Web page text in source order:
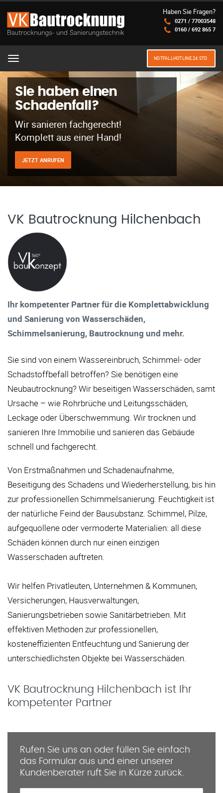
Haben Sie Fragen?
0271 / 77003548
0160 / 692 865 7
Menu NOTFALLHOTLINE 24 STD.
Sie haben einen
Schadenfall?
Wir sanieren fachgerecht!
Komplett aus einer Hand!
JETZT ANRUFEN
VK Bautrocknung Hilchenbach
Ihr kompetenter Partner für die Komplettabwicklung
und Sanierung von Wasserschäden,
Schimmelsanierung, Bautrocknung und mehr.
Sie sind von einem Wassereinbruch, Schimmel- oder
Schadstoffbefall betroffen? Sie benötigen eine
Neubautrocknung? Wir beseitigen Wasserschäden, samt
Ursache – wie Rohrbrüche und Leitungsschäden,
Leckage oder Überschwemmung. Wir trocknen und
sanieren Ihre Immobilie und sanieren das Gebäude
schnell und fachgerecht.
Von Erstmaßnahmen und Schadenaufnahme,
Beseitigung des Schadens und Wiederherstellung, bis hin
zur professionellen Schimmelsanierung. Feuchtigkeit ist
der natürliche Feind der Bausubstanz. Schimmel, Pilze,
aufgequollene oder vermoderte Materialien: all diese
Schäden können durch nur einen einzigen
Wasserschaden auftreten.
Wir helfen Privatleuten, Unternehmen & Kommunen,
Versicherungen, Hausverwaltungen,
Sanierungsbetrieben sowie Sanitärbetrieben. Mit
effektiven Methoden zur professionellen,
kosteneffizienten Entfeuchtung und Sanierung der
unterschiedlichsten Objekte bei Wasserschäden.
VK Bautrocknung Hilchenbach ist Ihr
kompetenter Partner
Rufen Sie uns an oder füllen Sie einfach
das Formular aus und einer unserer
Kundenberater ruft Sie in Kürze zurück.